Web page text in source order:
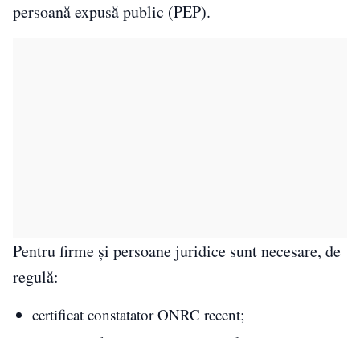
persoană expusă public (PEP).
Pentru firme și persoane juridice sunt necesare, de
regulă:
certificat constatator ONRC recent;